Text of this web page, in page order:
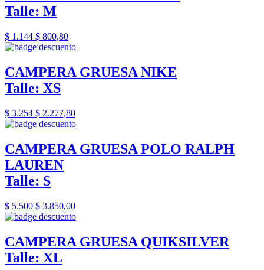
Talle: M
$ 1.144 $ 800,80
CAMPERA GRUESA NIKE
Talle: XS
$ 3.254 $ 2.277,80
CAMPERA GRUESA POLO RALPH
LAUREN
Talle: S
$ 5.500 $ 3.850,00
CAMPERA GRUESA QUIKSILVER
Talle: XL